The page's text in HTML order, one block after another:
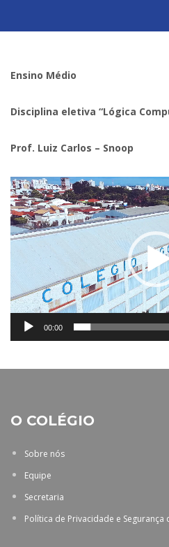
Ensino Médio
Disciplina eletiva “Lógica
Prof. Luiz Carlos – Snoop
Tocador
de
vídeo
00:00
O COLÉGIO
Sobre nós
Equipe
Secretaria
Política de Privacidade e Segurança